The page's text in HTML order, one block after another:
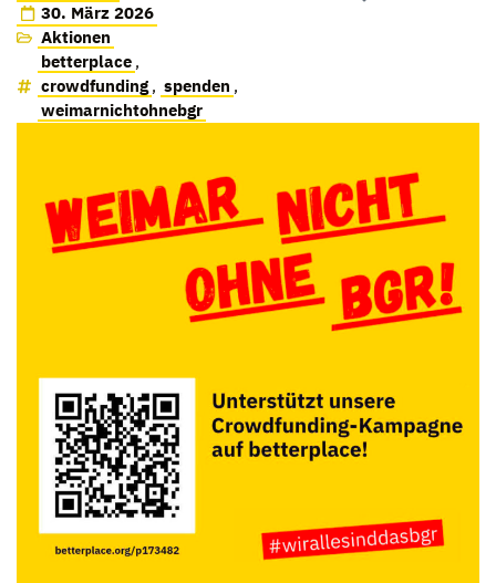
30. März 2026
Aktionen
betterplace ,
crowdfunding , spenden ,
weimarnichtohnebgr